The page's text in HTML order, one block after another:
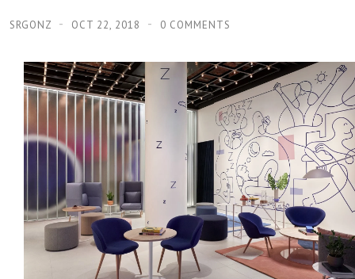
SRGONZ OCT 22, 2018 0 COMMENTS